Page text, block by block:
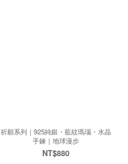
祈願系列｜925純銀・藍紋瑪瑙・水晶
手鍊｜地球漫步
NT$880